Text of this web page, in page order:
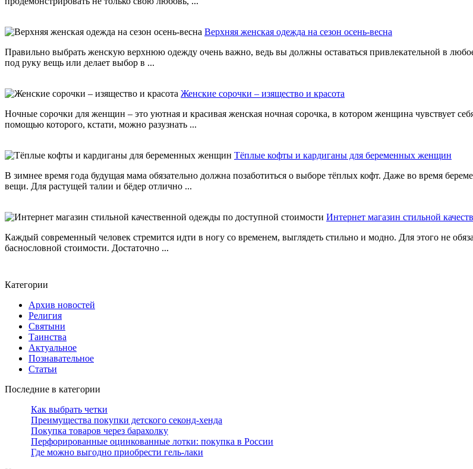
Верхняя женская одежда на сезон осень-весна
Правильно выбрать женскую верхнюю одежду очень важно, ведь вы должны оставаться привлекательной в
под руку вещь или делает выбор в ...
Женские сорочки – изящество и красота
Ночные сорочки для женщин – это уютная и красивая женская ночная сорочка, в котором женщина чувствует
помощью которого, кстати, можно разузнать ...
Тёплые кофты и кардиганы для беременных женщин
В зимнее время года будущая мама обязательно должна позаботиться о выборе тёплых кофт. Даже во время
вещи. Для растущей талии и бёдер отлично ...
Интернет магазин стильной
Каждый современный человек стремится идти в ногу со временем, выглядеть стильно и модно. Для этого не
баснословной стоимости. Достаточно ...
Категории
Архив новостей
Религия
Святыни
Таинства
Актуальное
Познавательное
Статьи
Последние в категории
Как выбрать четки
Преимущества покупки детского секонд-хенда
Покупка товаров через барахолку
Перфорированные оцинкованные лотки: покупка в России
Где можно выгодно приобрести гель-лаки